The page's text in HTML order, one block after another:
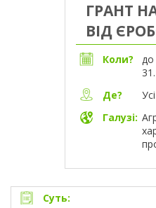
ГРАНТ
ВІД
Коли?
до
Де?
Галузі:
Суть: